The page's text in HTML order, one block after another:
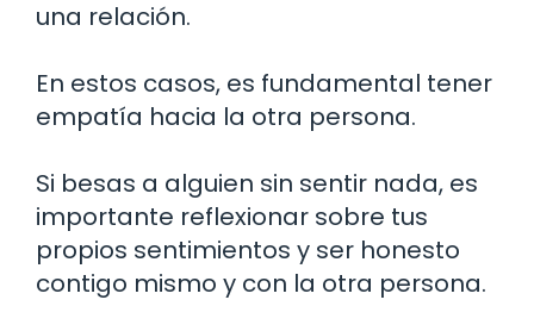
una relación.
En estos casos, es fundamental tener
empatía hacia la otra persona.
Si besas a alguien sin sentir nada, es
importante reflexionar sobre tus
propios sentimientos y ser honesto
contigo mismo y con la otra persona.